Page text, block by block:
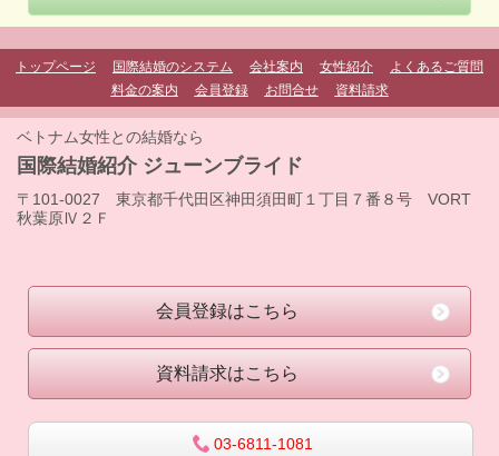
トップページ 国際結婚のシステム 会社案内 女性紹介
よくあるご質問
料金の案内
会員登録 お問合せ 資料請求
ベトナム女性との結婚なら
国際結婚紹介 ジューンブライド
〒101-0027 東京都千代田区神田須田町１丁目７番８号 VORT
秋葉原Ⅳ２Ｆ
会員登録はこちら
資料請求はこちら
03-6811-1081